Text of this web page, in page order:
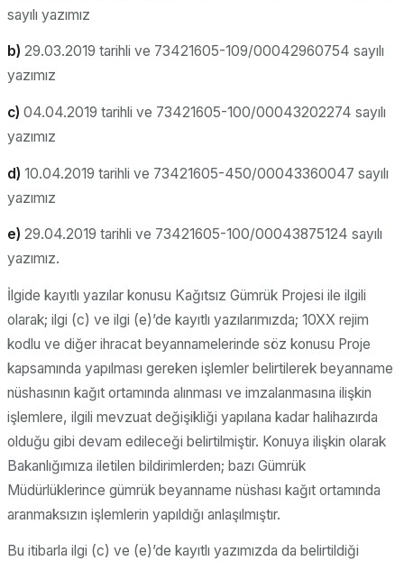
sayılı yazımız
b) 29.03.2019 tarihli ve 73421605-109/00042960754 sayılı
yazımız
c) 04.04.2019 tarihli ve 73421605-100/00043202274 sayılı
yazımız
d) 10.04.2019 tarihli ve 73421605-450/00043360047 sayılı
yazımız
e) 29.04.2019 tarihli ve 73421605-100/00043875124 sayılı
yazımız.
İlgide kayıtlı yazılar konusu Kağıtsız Gümrük Projesi ile ilgili
olarak; ilgi (c) ve ilgi (e)’de kayıtlı yazılarımızda; 10XX rejim
kodlu ve diğer ihracat beyannamelerinde söz konusu Proje
kapsamında yapılması gereken işlemler belirtilerek beyanname
nüshasının kağıt ortamında alınması ve imzalanmasına ilişkin
işlemlere, ilgili mevzuat değişikliği yapılana kadar halihazırda
olduğu gibi devam edileceği belirtilmiştir. Konuya ilişkin olarak
Bakanlığımıza iletilen bildirimlerden; bazı Gümrük
Müdürlüklerince gümrük beyanname nüshası kağıt ortamında
aranmaksızın işlemlerin yapıldığı anlaşılmıştır.
Bu itibarla ilgi (c) ve (e)’de kayıtlı yazımızda da belirtildiği